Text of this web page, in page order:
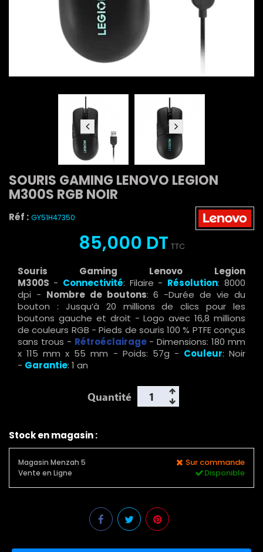
SOURIS GAMING LENOVO LEGION
M300S RGB NOIR
Réf : GY51H47350
85,000 DT TTC
Souris Gaming Lenovo Legion
M300S - Connectivité: Filaire - Résolution: 8000
dpi - Nombre de boutons: 6 -Durée de vie du
bouton : Jusqu’à 20 millions de clics pour les
boutons gauche et droit - Logo avec 16,8 millions
de couleurs RGB - Pieds de souris 100 % PTFE conçus
sans trous - Rétroéclairage- Dimensions: 180 mm
x 115 mm x 55 mm - Poids: 57g - Couleur: Noir
- Garantie: 1 an
Quantité
Stock en magasin :
Magasin Menzah 5 Sur commande
Vente en Ligne Disponible